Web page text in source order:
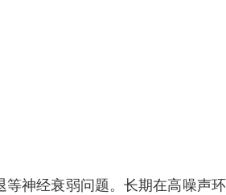
神经衰弱问题。长期在高噪声